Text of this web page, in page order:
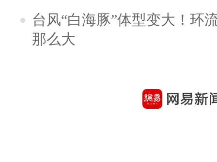
台风“白海豚”体型变大！环
那么大